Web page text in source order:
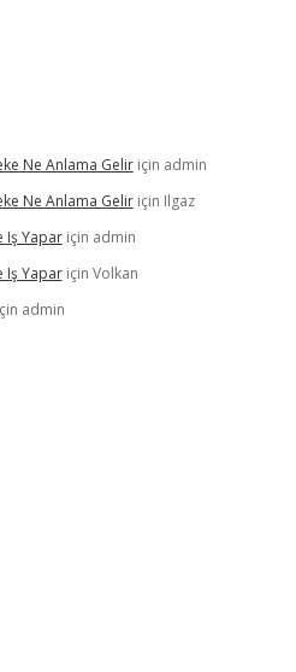
Ne Anlama Geliriçin admin
Ne Anlama Geliriçin Ilgaz
Iş Yapariçin admin
Iş Yapariçin Volkan
admin